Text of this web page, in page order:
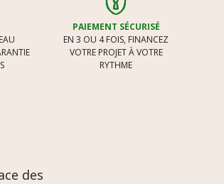
PAIEMENT SÉCURISÉ
EN 3 OU 4 FOIS, FINANCEZ
VOTRE PROJET À VOTRE
RYTHME
des